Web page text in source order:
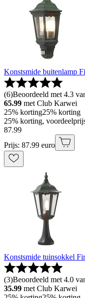
Konstsmide buitenlamp
(6)Beoordeeld met 4.3
65.99 met Club Karwei
25% korting25% korting
25% korting,
87.99
Prijs: 87.99 euro
Konstsmide tuinsokkel
(3)Beoordeeld met 4.0
35.99 met Club Karwei